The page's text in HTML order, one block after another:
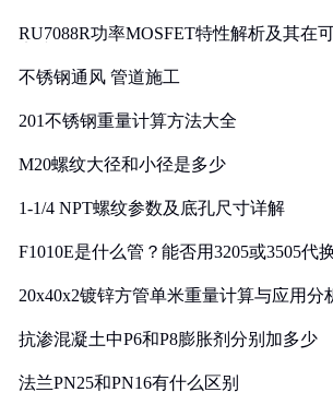
RU7088R功率MOSFET特性解析及其在
不锈钢通风 管道施工
201不锈钢重量计算方法大全
M20螺纹大径和小径是多少
1-1/4 NPT螺纹参数及底孔尺寸详解
F1010E是什么管？能否用3205或3505代
20x40x2镀锌方管单米重量计算与应用分
抗渗混凝土中P6和P8膨胀剂分别加多少
法兰PN25和PN16有什么区别